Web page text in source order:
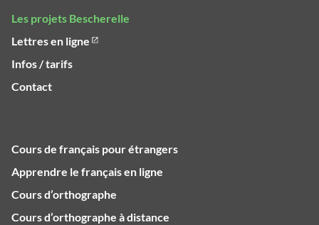
Les projets Bescherelle
Lettres en ligne
Infos / tarifs
Contact
Cours de français pour étrangers
Apprendre le français en ligne
Cours d’orthographe
Cours d’orthographe à distance